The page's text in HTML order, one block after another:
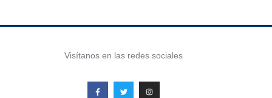
Visítanos en las redes sociales